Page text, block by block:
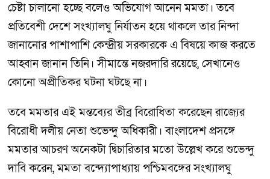
চেষ্টা চালানো হচ্ছে বলেও অভিযোগ আনেন মমতা। তবে
প্রতিবেশী দেশে সংখ্যালঘু নির্যাতন হয়ে থাকলে তার নিন্দা
জানানোর পাশাপাশি কেন্দ্রীয় সরকারকে এ বিষয়ে কাজ করতে
আহ্বান জানান তিনি। সীমান্তে নজরদারি রয়েছে, সেখানেও
কোনো অপ্রীতিকর ঘটনা ঘটছে না।
তবে মমতার এই মন্তব্যের তীব্র বিরোধিতা করেছেন রাজ্যের
বিরোধী দলীয় নেতা শুভেন্দু অধিকারী। বাংলাদেশ প্রসঙ্গে
মমতার আচরণ অনেকটা দ্বিচারিতার মতো উল্লেখ করে শুভেন্দু
দাবি করেন, মমতা বন্দ্যোপাধ্যায় পশ্চিমবঙ্গের সংখ্যালঘু